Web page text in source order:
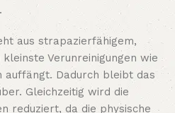
aus strapazierfähigem,
Verunreinigungen wie
Dadurch bleibt das
Gleichzeitig wird die
reduziert, da die physische